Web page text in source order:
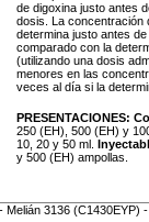
de digoxina justo antes
dosis. La concentración
determina justo antes
comparado con la
(utilizando una dosis
menores en las
veces al día si la
PRESENTACIONES:
250 (EH), 500 (EH) y
10, 20 y 50 ml.
y 500 (EH) ampollas.
Melián 3136 (C1430EYP)